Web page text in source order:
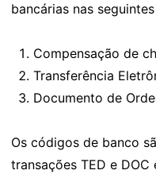
bancárias nas
Compensação de
Transferência
Documento de
Os códigos de banco
transações TED e